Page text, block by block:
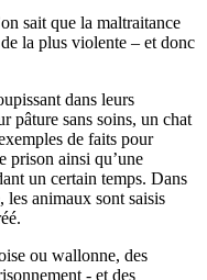
sait que la maltraitance
la plus violente – et donc
dans leurs
pâture sans soins, un chat
de faits pour
prison ainsi qu’une
un certain temps. Dans
les animaux sont saisis
ou wallonne, des
- et des